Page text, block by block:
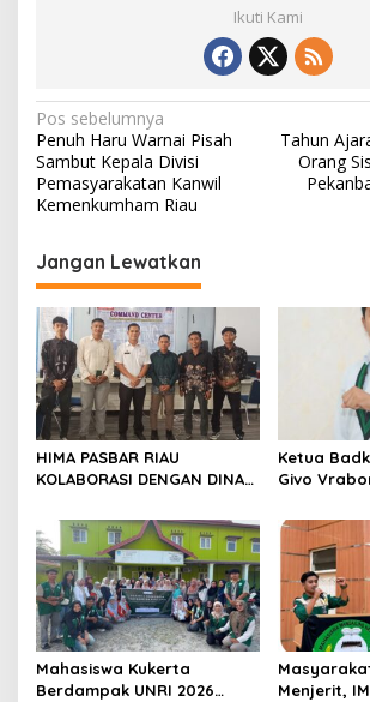
Ikuti Kami
N
a
v
i
g
a
s
i
p
o
s
Pos sebelumnya
Penuh Haru Warnai Pisah
Sambut Kepala Divisi
Pemasyarakatan Kanwil
Kemenkumham Riau
Tahun
Orang
Jangan Lewatkan
HIMA PASBAR RIAU
KOLABORASI DENGAN DINAS
DAN NAGARI: SIAP
MENGAWAL DAN MENGAWASI
PILWANA BADUNSANAK
KABUPATEN PASAMAN BARAT
2026
Ketua
Givo
Standar
Kelola
dan
Mahasiswa Kukerta
Berdampak UNRI 2026
Menjerit,